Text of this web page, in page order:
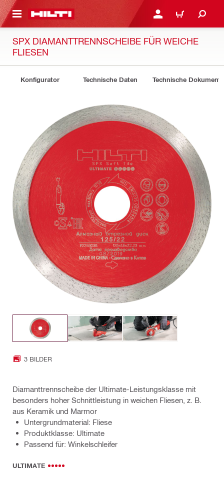
ANMELDEN ODER
WARENKORB
SPX DIAMANTTRENNSCHEIBE FÜR WEICHE
FLIESEN
Konfigurator Technische Daten Technische Dokumente
3 BILDER
Diamanttrennscheibe der Ultimate-Leistungsklasse mit
besonders hoher Schnittleistung in weichen Fliesen, z. B.
aus Keramik und Marmor
Untergrundmaterial: Fliese
Produktklasse: Ultimate
Passend für: Winkelschleifer
ULTIMATE